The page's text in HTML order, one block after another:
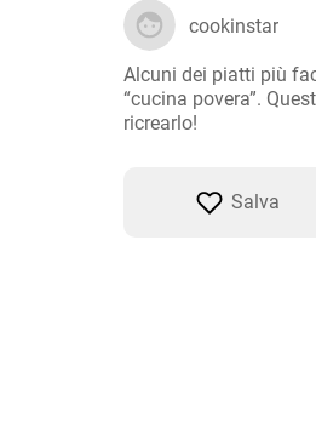
cookinstar
Alcuni dei piatti più
“cucina povera”.
ricrearlo!
Salva